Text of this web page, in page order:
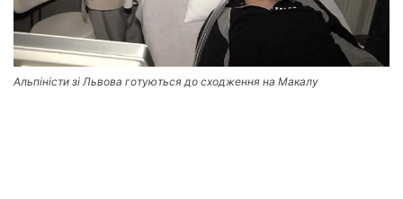
Альпіністи зі Львова готуються до сходження на Макалу